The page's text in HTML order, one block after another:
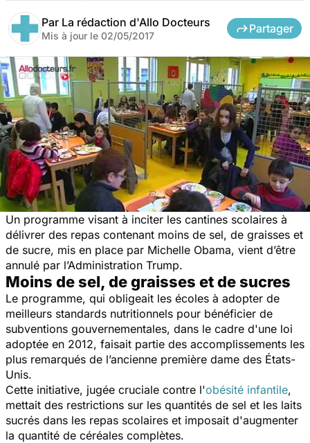
Par La rédaction d'Allo Docteurs
Mis à jour le 02/05/2017
Partager
Un programme visant à inciter les cantines scolaires à
délivrer des repas contenant moins de sel, de graisses et
de sucre, mis en place par Michelle Obama, vient d’être
annulé par l’Administration Trump.
Moins de sel, de graisses et de sucres
Le programme, qui obligeait les écoles à adopter de
meilleurs standards nutritionnels pour bénéficier de
subventions gouvernementales, dans le cadre d'une loi
adoptée en 2012, faisait partie des accomplissements les
plus remarqués de l’ancienne première dame des États-
Unis.
Cette initiative, jugée cruciale contre l'obésité infantile,
mettait des restrictions sur les quantités de sel et les laits
sucrés dans les repas scolaires et imposait d'augmenter
la quantité de céréales complètes.